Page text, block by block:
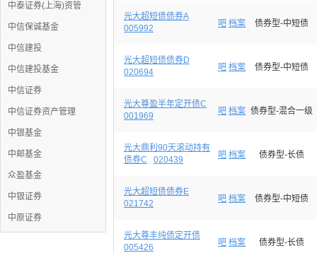
中泰证券(上海)资管
中信保诚基金
中信建投
中信建投基金
中信证券
中信证券资产管理
中银基金
中邮基金
众盈基金
中银证券
中原证券
光大超短债债券A
005992
吧 档案 债券型-中短债
光大超短债债券D
020694
吧 档案 债券型-中短债
光大尊盈半年定开债C
001969
吧 档案 债券型-混合一级
光大鼎利90天滚动持有
债券C
020439 吧 档案 债券型-长债
光大超短债债券E
021742
吧 档案 债券型-中短债
光大尊丰纯债定开债
005426
吧 档案 债券型-长债